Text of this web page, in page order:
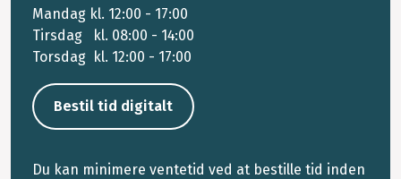
Mandag kl. 12:00 - 17:00
Tirsdag kl. 08:00 - 14:00
Torsdag kl. 12:00 - 17:00
Bestil tid digitalt
Du kan minimere ventetid ved at bestille tid inden